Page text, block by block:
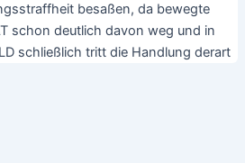
besaßen, da bewegte
schon deutlich davon weg und in
schließlich tritt die Handlung derart